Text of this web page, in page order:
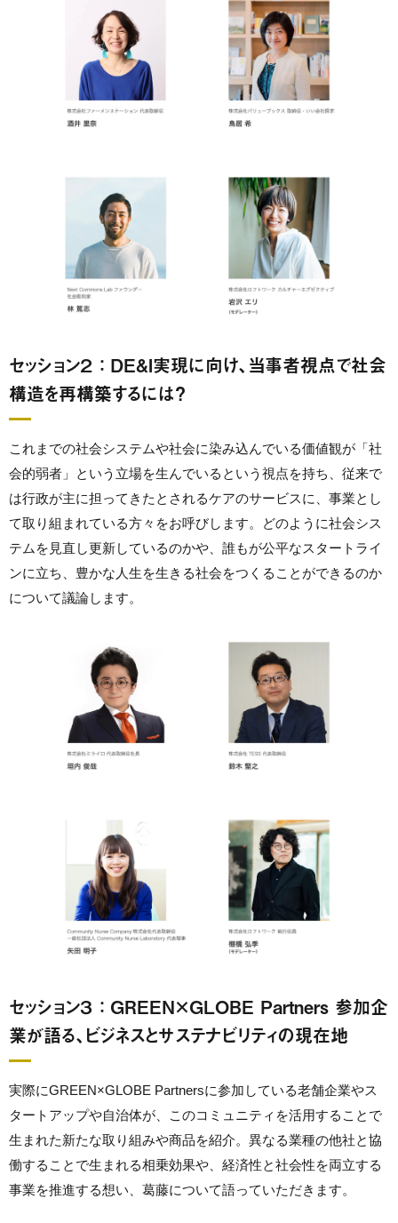
セッション２ ： DE&I実現に向け、当事者視点で社会
構造を再構築するには？
これまでの社会システムや社会に染み込んでいる価値観が「社
会的弱者」という立場を生んでいるという視点を持ち、従来で
は行政が主に担ってきたとされるケアのサービスに、事業とし
て取り組まれている方々をお呼びします。どのように社会シス
テムを見直し更新しているのかや、誰もが公平なスタートライ
ンに立ち、豊かな人生を生きる社会をつくることができるのか
について議論します。
セッション３ ： GREEN×GLOBE Partners 参加企
業が語る、ビジネスとサステナビリティの現在地
実際にGREEN×GLOBE Partnersに参加している老舗企業やス
タートアップや自治体が、このコミュニティを活用することで
生まれた新たな取り組みや商品を紹介。異なる業種の他社と協
働することで生まれる相乗効果や、経済性と社会性を両立する
事業を推進する想い、葛藤について語っていただきます。